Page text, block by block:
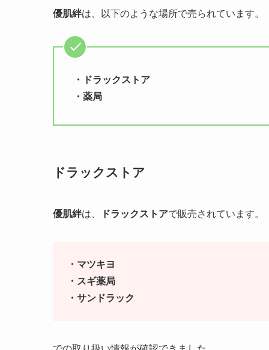
優肌絆は、以下のような場所で売られています。
・ドラックストア
・薬局
ドラックストア
優肌絆は、 ドラックストアで販売されています。
・マツキヨ
・スギ薬局
・サンドラック